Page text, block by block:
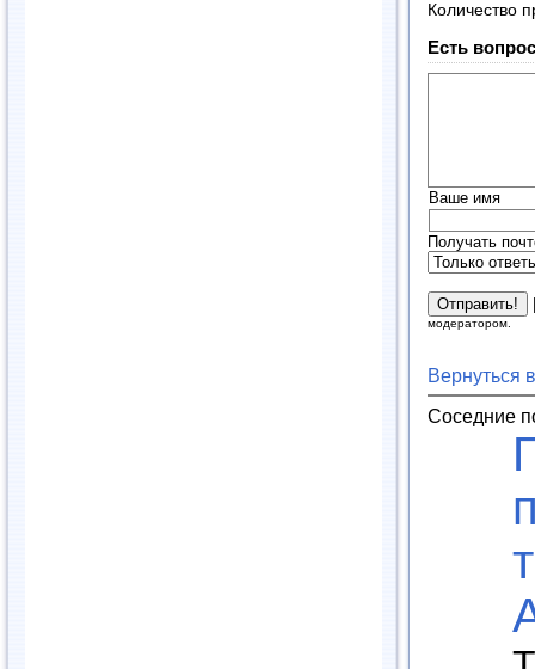
Количество
Есть
Ваше имя
Получать
модератором.
Вернуться
Соседние